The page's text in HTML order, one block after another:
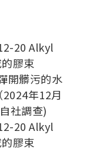
20 Alkyl
膠束
開髒污的水
年12月
社調查)
20 Alkyl
膠束